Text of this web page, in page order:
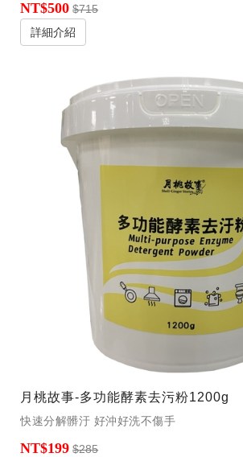
NT$500 $715
詳細介紹
月桃故事-多功能酵素去污粉1200g
快速分解髒汙 好沖好洗不傷手
NT$199 $285